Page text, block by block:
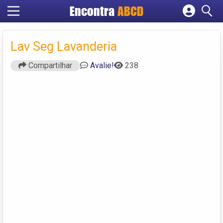
EncontraABCD
Cadastrar empresa
Criar conta
Lav Seg Lavanderia
Compartilhar Avalie! 238